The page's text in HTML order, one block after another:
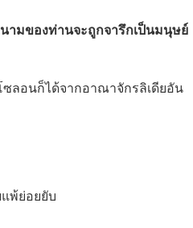
ามของท่านจะถูกจารึกเป็นมนุษย์
ลอนก็ได้จากอาณาจักรลิเดียอัน
พ้ย่อยยับ